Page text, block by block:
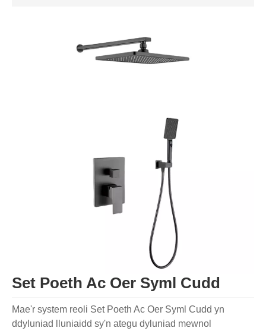
Set Poeth Ac Oer Syml Cudd
Mae'r system reoli Set Poeth Ac Oer Syml Cudd yn
ddyluniad lluniaidd sy'n ategu dyluniad mewnol